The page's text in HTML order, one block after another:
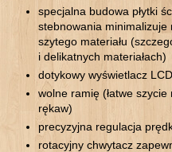
specjalna budowa płytki
stebnowania minimalizuje
szytego materiału
i delikatnych materiałach)
dotykowy wyświetlacz
wolne ramię (łatwe szycie
rękaw)
precyzyjna regulacja
rotacyjny chwytacz